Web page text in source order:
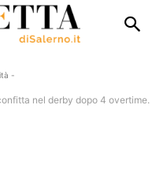
-
nel derby dopo 4 overtime.